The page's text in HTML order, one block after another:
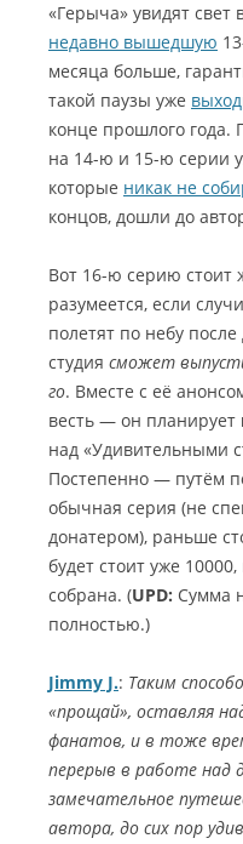
«Герыча» увидят свет
недавно вышедшую
месяца больше,
такой паузы уже
конце прошлого года.
на 14-ю и 15-ю серии
которые никак не
концов, дошли до
Вот 16-ю серию стоит
разумеется, если
полетят по небу
студия сможет
го. Вместе с её
весть — он планирует
над «Удивительными
Постепенно — путём
обычная серия (не
донатером), раньше
будет стоит уже
собрана. (UPD: Сумма
полностью.)
Jimmy J.: Таким
«прощай», оставляя
фанатов, и в тоже
перерыв в работе
замечательное
автора, до сих пор